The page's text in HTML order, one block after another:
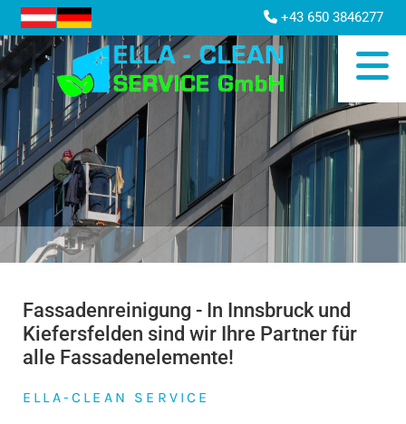
 +43 650 3846277
Fassadenreinigung - In Innsbruck und
Kiefersfelden sind wir Ihre Partner für
alle Fassadenelemente!
ELLA-CLEAN SERVICE